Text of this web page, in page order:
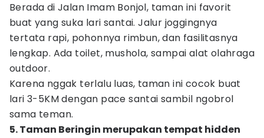
Berada di Jalan Imam Bonjol, taman ini favorit
buat yang suka lari santai. Jalur joggingnya
tertata rapi, pohonnya rimbun, dan fasilitasnya
lengkap. Ada toilet, mushola, sampai alat olahraga
outdoor.
Karena nggak terlalu luas, taman ini cocok buat
lari 3-5KM dengan pace santai sambil ngobrol
sama teman.
5. Taman Beringin merupakan tempat hidden